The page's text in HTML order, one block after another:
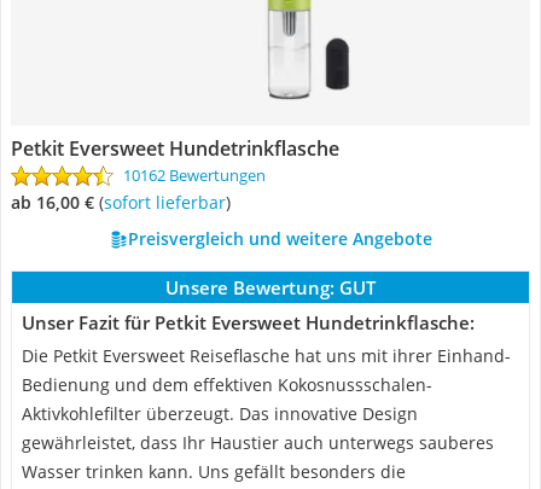
Petkit Eversweet Hundetrinkflasche
10162 Bewertungen
ab 16,00 € ( Sofort lieferbar)
Preisvergleich und weitere Angebote
Unsere Bewertung: GUT
Unser Fazit für Petkit Eversweet Hundetrinkflasche:
Die Petkit Eversweet Reiseflasche hat uns mit ihrer Einhand-
Bedienung und dem effektiven Kokosnussschalen-
Aktivkohlefilter überzeugt. Das innovative Design
gewährleistet, dass Ihr Haustier auch unterwegs sauberes
Wasser trinken kann. Uns gefällt besonders die